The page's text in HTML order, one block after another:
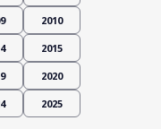
2010
2015
2020
2025